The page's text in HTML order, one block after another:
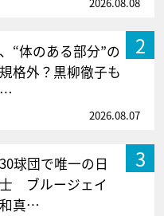
2
“体のある部分”の
格外？黒柳徹子も
…
2026.08.07
3
球団で唯一の日
ブルージェイ
真…